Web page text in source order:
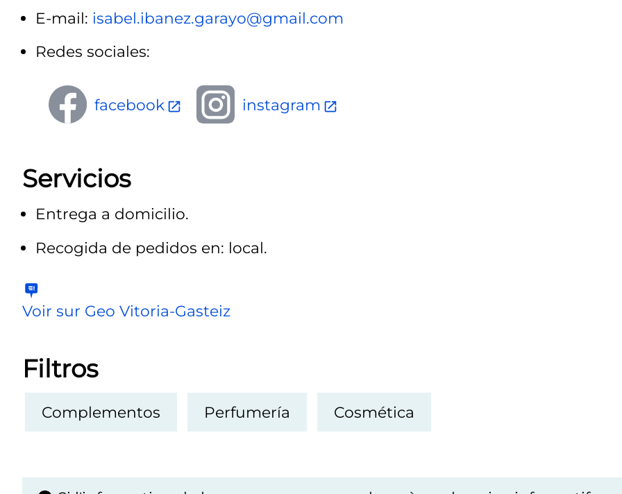
E-mail: isabel.ibanez.garayo@gmail.com
Redes sociales:
facebook instagram
Servicios
Entrega a domicilio.
Recogida de pedidos en: local.
Voir sur Geo Vitoria-Gasteiz
Filtros
Complementos Perfumería Cosmética